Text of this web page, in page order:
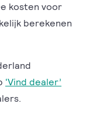
kosten voor
berekenen
‘Vind dealer’